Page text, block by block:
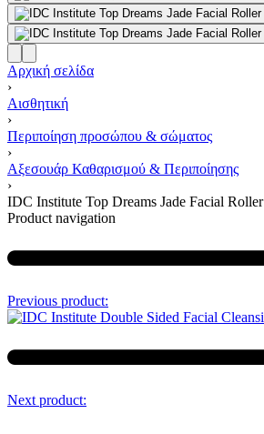
Αρχική σελίδα
›
Αισθητική
›
Περιποίηση προσώπου & σώματος
›
Αξεσουάρ Καθαρισμού & Περιποίησης
›
IDC Institute Top Dreams Jade Facial Roller
Product navigation
Previous product:
Next product: